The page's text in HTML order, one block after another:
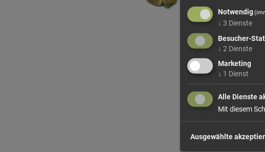
Notwendig
↓ 3 Dienste
Besucher-
↓ 2 Dienste
Marketing
↓ 1 Dienst
Alle Dienste
Mit diesem
Ausgewählte